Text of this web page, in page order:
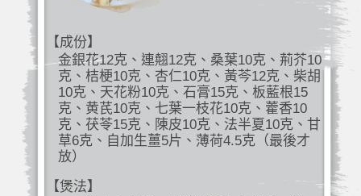
【成份】
金銀花12克、連翹12克、桑葉10克、荊芥10
克、桔梗10克、杏仁10克、黃芩12克、柴胡
10克、天花粉10克、石膏15克、板藍根15
克、黄芪10克、七葉一枝花10克、藿香10
克、茯苓15克、陳皮10克、法半夏10克、甘
草6克、自加生薑5片、薄荷4.5克（最後才
放）
【煲法】